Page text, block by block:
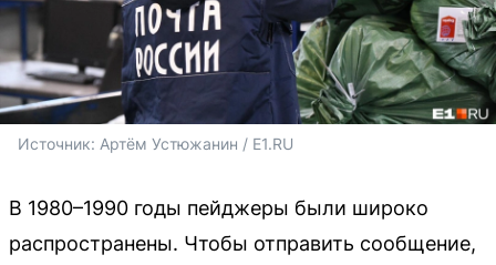
Источник: Артём Устюжанин / E1.RU
В 1980–1990 годы пейджеры были широко
распространены. Чтобы отправить сообщение,